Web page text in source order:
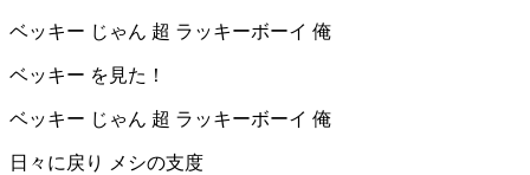
ベッキー じゃん 超 ラッキーボーイ 俺
ベッキー を見た！
ベッキー じゃん 超 ラッキーボーイ 俺
日々に戻り メシの支度